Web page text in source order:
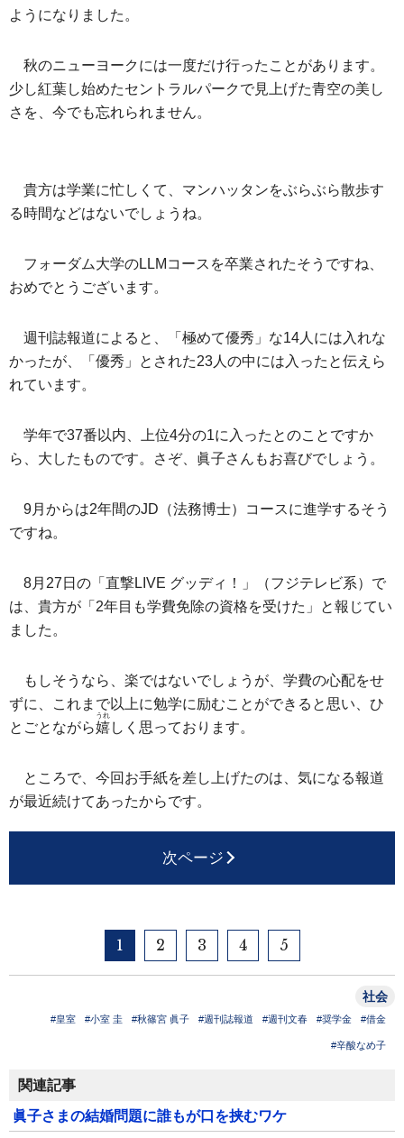
ようになりました。
秋のニューヨークには一度だけ行ったことがあります。
少し紅葉し始めたセントラルパークで見上げた青空の美し
さを、今でも忘れられません。
貴方は学業に忙しくて、マンハッタンをぶらぶら散歩す
る時間などはないでしょうね。
フォーダム大学のLLMコースを卒業されたそうですね、
おめでとうございます。
週刊誌報道によると、「極めて優秀」な14人には入れな
かったが、「優秀」とされた23人の中には入ったと伝えら
れています。
学年で37番以内、上位4分の1に入ったとのことですか
ら、大したものです。さぞ、眞子さんもお喜びでしょう。
9月からは2年間のJD（法務博士）コースに進学するそう
ですね。
8月27日の「直撃LIVE グッディ！」（フジテレビ系）で
は、貴方が「2年目も学費免除の資格を受けた」と報じてい
ました。
もしそうなら、楽ではないでしょうが、学費の心配をせ
ずに、これまで以上に勉学に励むことができると思い、ひ
とごとながら嬉
うれ
しく思っております。
ところで、今回お手紙を差し上げたのは、気になる報道
が最近続けてあったからです。
次ページ
1 2 3 4 5
社会
#皇室 #小室 圭 #秋篠宮 眞子 #週刊誌報道 #週刊文春 #奨学金 #借金
#辛酸なめ子
関連記事
眞子さまの結婚問題に誰もが口を挟むワケ